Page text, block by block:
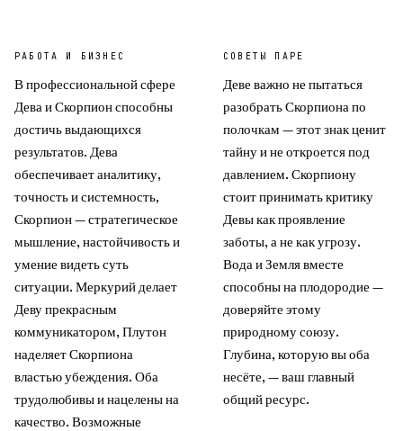
РАБОТА И БИЗНЕС
В профессиональной сфере
Дева и Скорпион способны
достичь выдающихся
результатов. Дева
обеспечивает аналитику,
точность и системность,
Скорпион — стратегическое
мышление, настойчивость и
умение видеть суть
ситуации. Меркурий делает
Деву прекрасным
коммуникатором, Плутон
наделяет Скорпиона
властью убеждения. Оба
трудолюбивы и нацелены на
качество. Возможные
СОВЕТЫ ПАРЕ
Деве важно не пытаться
разобрать Скорпиона по
полочкам — этот знак ценит
тайну и не откроется под
давлением. Скорпиону
стоит принимать критику
Девы как проявление
заботы, а не как угрозу.
Вода и Земля вместе
способны на плодородие —
доверяйте этому
природному союзу.
Глубина, которую вы оба
несёте, — ваш главный
общий ресурс.